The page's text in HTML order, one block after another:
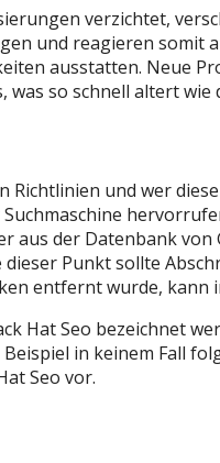
verzichtet,
und reagieren
ausstatten. Neue
was so schnell altert
Richtlinien und wer
aus der Datenbank
Punkt sollte
entfernt wurde,
Hat Seo bezeichnet
in keinem Fall
Seo vor.